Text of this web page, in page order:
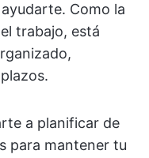
Como la
trabajo, está
a planificar de
para mantener tu